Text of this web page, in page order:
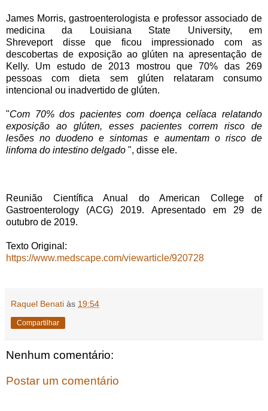
James Morris, gastroenterologista e professor associado de
medicina da Louisiana State University, em
Shreveport disse que ficou impressionado com as
descobertas de exposição ao glúten na apresentação de
Kelly. Um estudo de 2013 mostrou que 70% das 269
pessoas com dieta sem glúten relataram consumo
intencional ou inadvertido de glúten.
"Com 70% dos pacientes com doença celíaca relatando
exposição ao glúten, esses pacientes correm risco de
lesões no duodeno e sintomas e aumentam o risco de
linfoma do intestino delgado ", disse ele.
Reunião Científica Anual do American College of
Gastroenterology (ACG) 2019. Apresentado em 29 de
outubro de 2019.
Texto Original:
https://www.medscape.com/viewarticle/920728
Raquel Benati às 19:54
Compartilhar
Nenhum comentário:
Postar um comentário